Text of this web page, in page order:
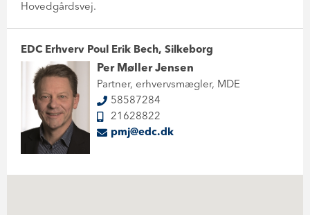
Hovedgårdsvej.
EDC Erhverv Poul Erik Bech, Silkeborg
Per Møller Jensen
Partner, erhvervsmægler, MDE
58587284
21628822
pmj@edc.dk